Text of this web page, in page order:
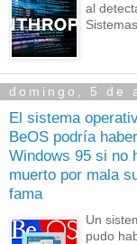
al
domingo, 5 de
El sistema
BeOS podría
Windows 95 si no
muerto por mala
fama
Un
pudo